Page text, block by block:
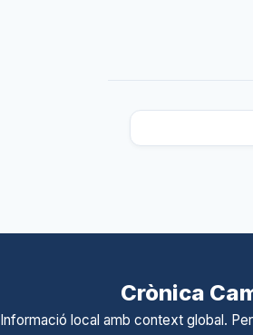
Crònica
Informació local amb context global.